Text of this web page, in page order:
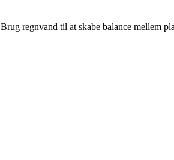
Brug regnvand til at skabe balance mellem